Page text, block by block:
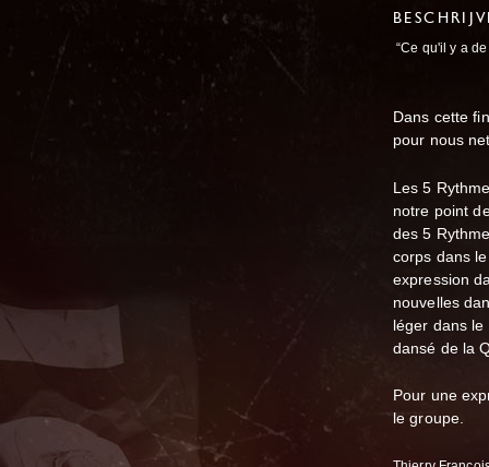
“Ce qu'il y a
Dans cette
pour nous
Les 5
notre point
des 5
corps dans
expression
nouvelles
léger dans
dansé de la
Pour une
le groupe.